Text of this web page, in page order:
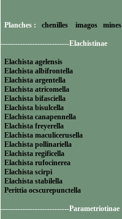
Planches : chenilles imagos mines
----------------------------Elachistinae
Elachista agelensis
Elachista albifrontella
Elachista argentella
Elachista atricomella
Elachista bifasciella
Elachista bisulcella
Elachista canapennella
Elachista freyerella
Elachista maculicerusella
Elachista pollinariella
Elachista regificella
Elachista rufocinerea
Elachista scirpi
Elachista stabilella
Perittia ocscurepunctella
----------------------------Parametriotinae